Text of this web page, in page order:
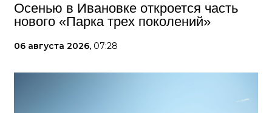
Осенью в Ивановке откроется часть
нового «Парка трех поколений»
06 августа 2026, 07:28